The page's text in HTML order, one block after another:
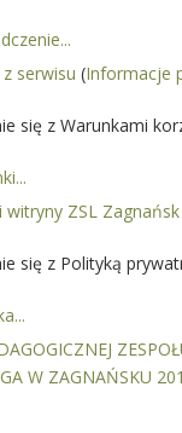
serwisu (Informacje
się z Warunkami
ZSL Zagnańsk
się z Polityką
W ZAGNAŃSKU